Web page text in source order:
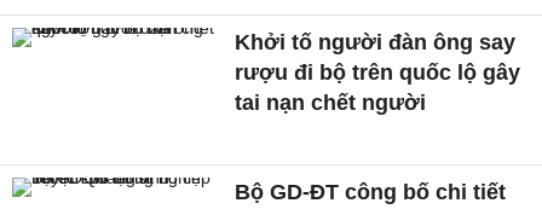
Khởi tố người đàn ông say
rượu đi bộ trên quốc lộ gây
tai nạn chết người
Bộ GD-ĐT công bố chi tiết